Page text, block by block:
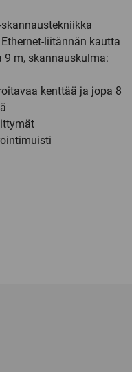
skannaustekniikka
liitännän kautta
m, skannauskulma:
kenttää ja jopa 8